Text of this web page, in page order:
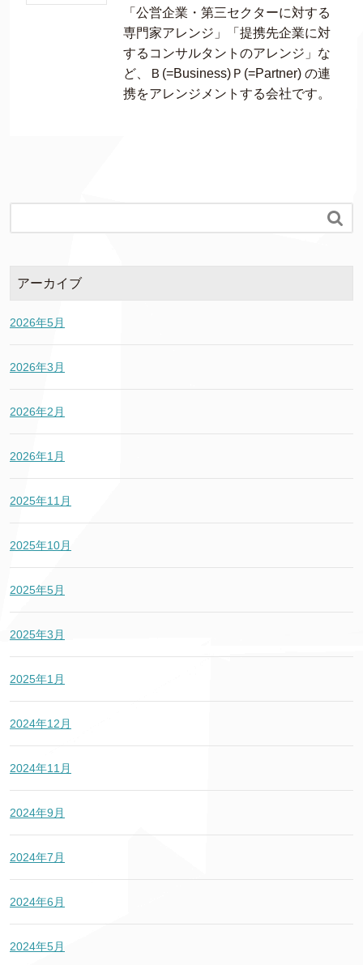
「公営企業・第三セクターに対する
専門家アレンジ」「提携先企業に対
するコンサルタントのアレンジ」な
ど、Ｂ(=Business)Ｐ(=Partner) の連
携をアレンジメントする会社です。

アーカイブ
2026年5月
2026年3月
2026年2月
2026年1月
2025年11月
2025年10月
2025年5月
2025年3月
2025年1月
2024年12月
2024年11月
2024年9月
2024年7月
2024年6月
2024年5月